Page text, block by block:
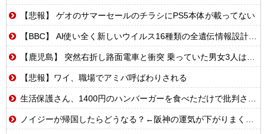
【悲報】 ゲオのサマーセールのチラシにPS5本体が載ってない
【BBC】 AI使い全く新しいウイルス16種類の全遺伝情報設計に初成功
【鹿児島】 突然右折し路面電車と衝突 乗っていた男女3人は車を放置しダッシュで逃走中
【悲報】ワイ、職場でアミバ呼ばわりされる
生活保護さん、1400円のハンバーガーを食べただけで批判される
ノイジーが帰国したらどうなる？←阪神の運気が下がりまくるやろな